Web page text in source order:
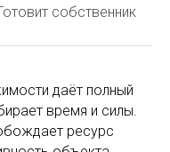
собственник
даёт полный
время и силы.
ресурс